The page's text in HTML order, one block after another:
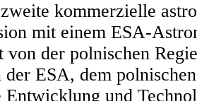
kommerzielle
mit einem ESA-
von der polnischen
der ESA, dem
und